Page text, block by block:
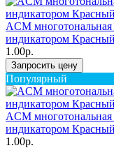
ACM
индикатором
1.00р.
Запросить цену
Популярный
ACM
индикатором
1.00р.